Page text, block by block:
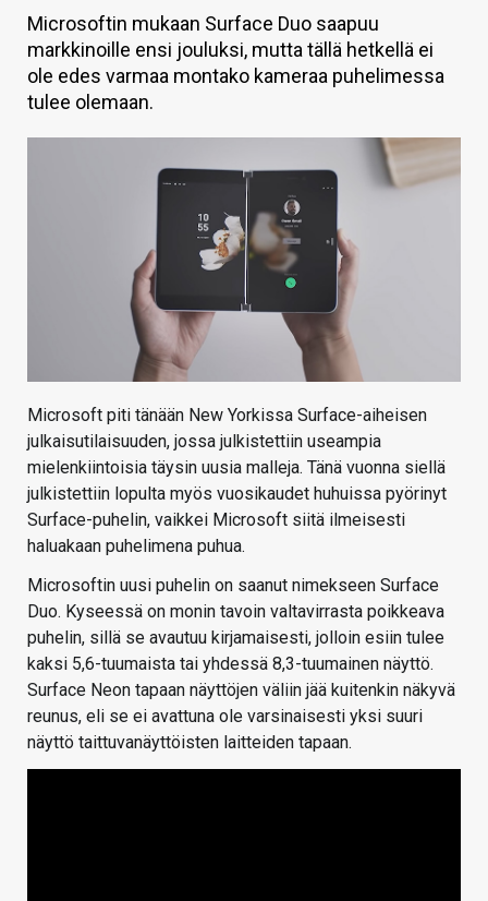
TIETOA
HINTA.FI
KAUPPA
Microsoftin mukaan Surface Duo saapuu
markkinoille ensi jouluksi, mutta tällä hetkellä ei
ole edes varmaa montako kameraa puhelimessa
tulee olemaan.
Microsoft piti tänään New Yorkissa Surface-aiheisen
julkaisutilaisuuden, jossa julkistettiin useampia
mielenkiintoisia täysin uusia malleja. Tänä vuonna siellä
julkistettiin lopulta myös vuosikaudet huhuissa pyörinyt
Surface-puhelin, vaikkei Microsoft siitä ilmeisesti
haluakaan puhelimena puhua.
Microsoftin uusi puhelin on saanut nimekseen Surface
Duo. Kyseessä on monin tavoin valtavirrasta poikkeava
puhelin, sillä se avautuu kirjamaisesti, jolloin esiin tulee
kaksi 5,6-tuumaista tai yhdessä 8,3-tuumainen näyttö.
Surface Neon tapaan näyttöjen väliin jää kuitenkin näkyvä
reunus, eli se ei avattuna ole varsinaisesti yksi suuri
näyttö taittuvanäyttöisten laitteiden tapaan.